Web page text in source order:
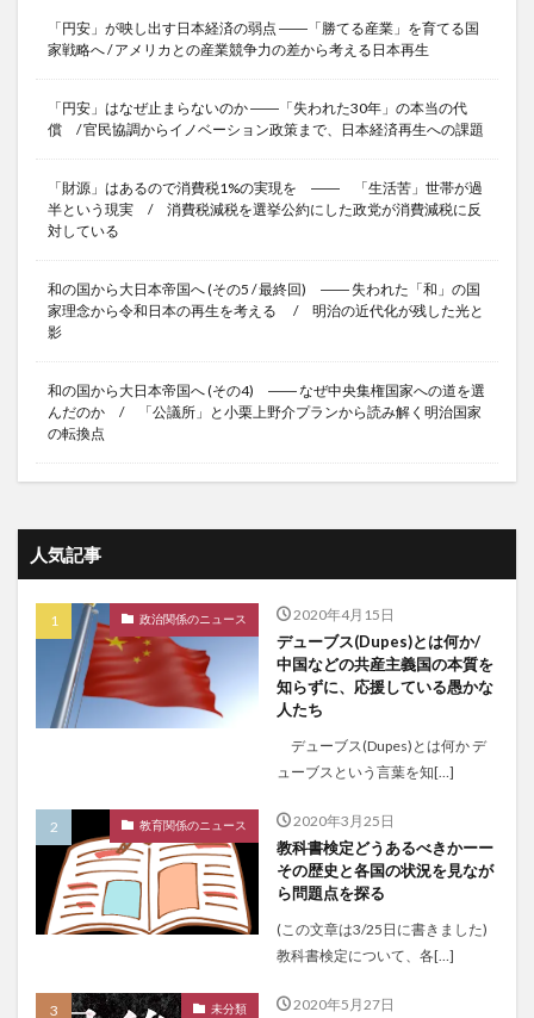
「円安」が映し出す日本経済の弱点 ――「勝てる産業」を育てる国
家戦略へ / アメリカとの産業競争力の差から考える日本再生
「円安」はなぜ止まらないのか ――「失われた30年」の本当の代
償 / 官民協調からイノベーション政策まで、日本経済再生への課題
「財源」はあるので消費税1%の実現を ―― 「生活苦」世帯が過
半という現実 / 消費税減税を選挙公約にした政党が消費減税に反
対している
和の国から大日本帝国へ (その5 / 最終回) ―― 失われた「和」の国
家理念から令和日本の再生を考える / 明治の近代化が残した光と
影
和の国から大日本帝国へ (その4) ―― なぜ中央集権国家への道を選
んだのか / 「公議所」と小栗上野介プランから読み解く明治国家
の転換点
人気記事
政治関係のニュース 2020年4月15日
デューブス(Dupes)とは何か/
中国などの共産主義国の本質を
知らずに、応援している愚かな
人たち
デューブス(Dupes)とは何か デ
ューブスという言葉を知[…]
教育関係のニュース 2020年3月25日
教科書検定どうあるべきかーー
その歴史と各国の状況を見なが
ら問題点を探る
(この文章は3/25日に書きました)
教科書検定について、各[…]
未分類 2020年5月27日